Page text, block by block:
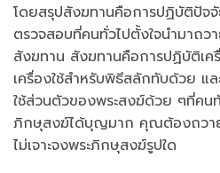
โดยสรุปสังฆทานคือการปฏิบัติปัจ
ตรวจสอบที่คนทั่วไปตั้งใจนำมาถ
สังฆทาน สังฆทานคือการปฏิบัติเค
เครื่องใช้สำหรับพิธีสลักทับด้วย แ
ใช้ส่วนตัวของพระสงฆ์ด้วย ๆที่คน
ภิกษุสงฆ์ได้บุญมาก คุณต้องถวา
ไม่เจาะจงพระภิกษุสงฆ์รูปใด